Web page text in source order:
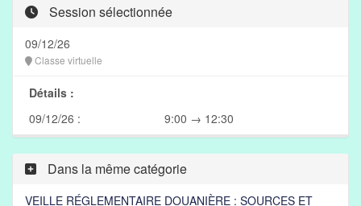
Session sélectionnée
09/12/26
Classe virtuelle
Détails :
09/12/26 :
9:00 → 12:30
Dans la même catégorie
VEILLE RÉGLEMENTAIRE DOUANIÈRE : SOURCES ET